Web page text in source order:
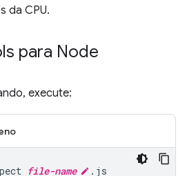
da CPU.
para Node
execute:
file-name .js